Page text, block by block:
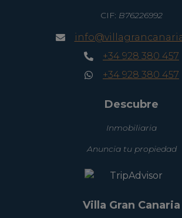
CIF: B76226992
+34 928 380 457
+34 928 380 457
Descubre
Inmobiliaria
Anuncia tu propiedad
Villa Gran Canaria